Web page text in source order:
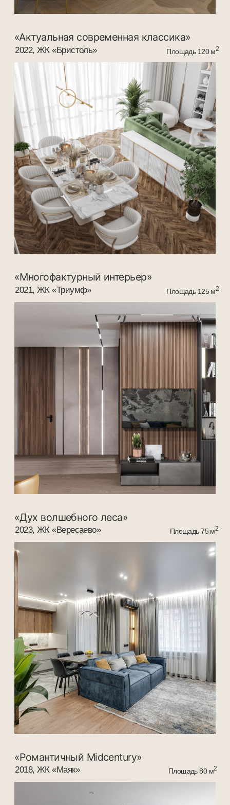
Площадь 105 м2
2019г, ЖК «Чехов»
«Симфония небесных акцентов»
Площадь 80м2
Площадь 65 м
2021, ЖК «Бристоль»
«Природная палитра»
Площадь 80 м
2023, ЖК «Вересаево»
«Волшебство пастельных форм»